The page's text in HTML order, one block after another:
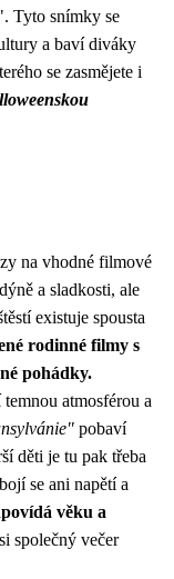
Tyto snímky se
a baví diváky
se zasmějete i
na vhodné filmové
a sladkosti, ale
existuje spousta
rodinné filmy s
pohádky.
atmosférou a
pobaví
děti je tu pak třeba
se ani napětí a
věku a
společný večer